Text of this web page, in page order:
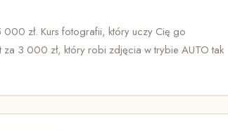
zł. Kurs fotografii, który uczy Cię go
za 3 000 zł, który robi zdjęcia w trybie AUTO tak